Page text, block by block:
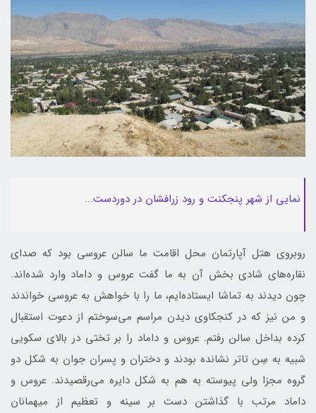
نمایی از شهر پنجکنت و رود زرافشان در دوردست...
روبروی هتل آپارتمان محل اقامت ما سالن عروسی بود که صدای
نقاره‌های شادی بخش آن به ما گفت عروس و داماد وارد شده‌اند.
چون دیدند به تماشا ایستاده‌ایم، ما را با خواهش به عروسی خواندند
و من نیز که در کنجکاوی دیدن مراسم می‌سوختم از دعوت استقبال
کرده بداخل سالن رفتم. عروس و داماد را بر تختی در بالای سکویی
شبیه به سِن تاتر نشانده بودند و دختران و پسران جوان به شکل دو
گروه مجزا ولی پیوسته به هم به شکل دایره می‌رقصیدند. عروس و
داماد مرتب با گذاشتن دست بر سینه و تعظیم از میهمانان